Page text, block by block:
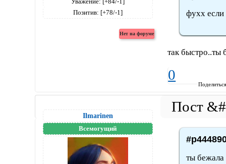
Позитив: [+78/-1] фухх если
так быстро..ты
0
Ilmarinen
Всемогущий
ты